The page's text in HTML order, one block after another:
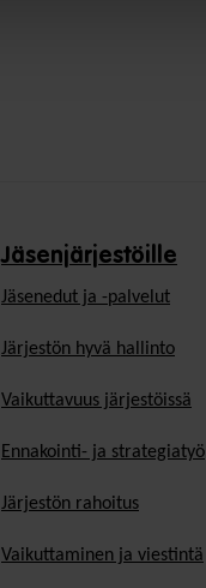
Jäsenjärjestöille
Jäsen­edut ja -palvelut
Järjestön hyvä hallinto
Vaikuttavuus järjestöissä
Ennakointi- ja strategiatyö
Järjestön rahoitus
Vaikuttaminen ja viestintä